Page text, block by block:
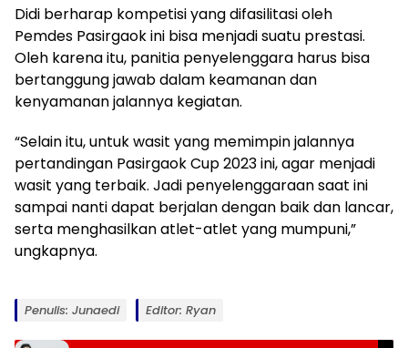
Didi berharap kompetisi yang difasilitasi oleh
Pemdes Pasirgaok ini bisa menjadi suatu prestasi.
Oleh karena itu, panitia penyelenggara harus bisa
bertanggung jawab dalam keamanan dan
kenyamanan jalannya kegiatan.
“Selain itu, untuk wasit yang memimpin jalannya
pertandingan Pasirgaok Cup 2023 ini, agar menjadi
wasit yang terbaik. Jadi penyelenggaraan saat ini
sampai nanti dapat berjalan dengan baik dan lancar,
serta menghasilkan atlet-atlet yang mumpuni,”
ungkapnya.
Penulis: Junaedi Editor: Ryan